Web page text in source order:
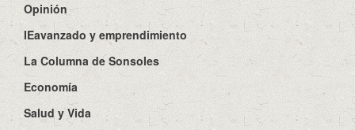
Opinión
IEavanzado y emprendimiento
La Columna de Sonsoles
Economía
Salud y Vida